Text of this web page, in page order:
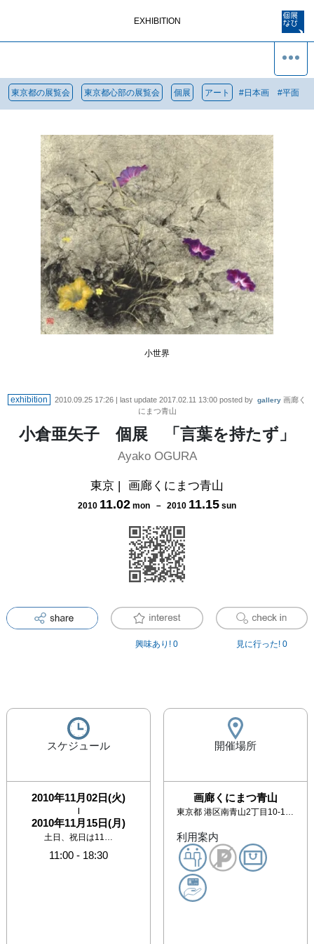
EXHIBITION
東京都の展覧会 東京都心部の展覧会 個展 アート #日本画 #平面
小世界
exhibition 2010.09.25 17:26 | last update 2017.02.11 13:00 posted by gallery 画廊く
にまつ青山
小倉亜矢子 個展 「言葉を持たず」
Ayako OGURA
東京 | 画廊くにまつ青山
2010 11.02 mon － 2010 11.15 sun
興味あり! 0 見に行った! 0
スケジュール
2010年11月02日(火)
|
2010年11月15日(月)
土日、祝日は11…
11:00 - 18:30
開催場所
画廊くにまつ青山
東京都 港区南青山2丁目10-14 Aoyama Annex １F
利用案内